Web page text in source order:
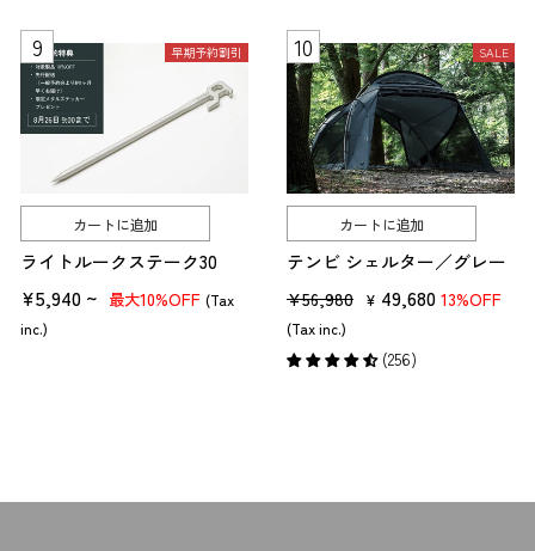
用途が決まったら、それに合わせて、
ナイフの種類
刃の素材
刃の形状
グリップの素材
の4つのポイントを押さえてナイフを選びましょう。
ポイント①ナイフの種類は主に3種類！
早期予約割引
カートに追加
ライトルークステーク30
¥5,940 ~ 最大10%OFF (Tax
inc.)
SALE
カートに追加
テンビ シェルター／グレー
販
売
価
¥56,980 セ
ル
¥ 49,680 13%OFF
(Tax inc.)
(256)